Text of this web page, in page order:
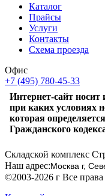
Каталог
Прайсы
Услуги
Контакты
Схема проезда
Офис
+7 (495) 780-45-33
Интернет-сайт
при каких условиях
которая
Гражданского
Складской комплекс
Наш адрес:Москва г,
©2003-2026 г Все